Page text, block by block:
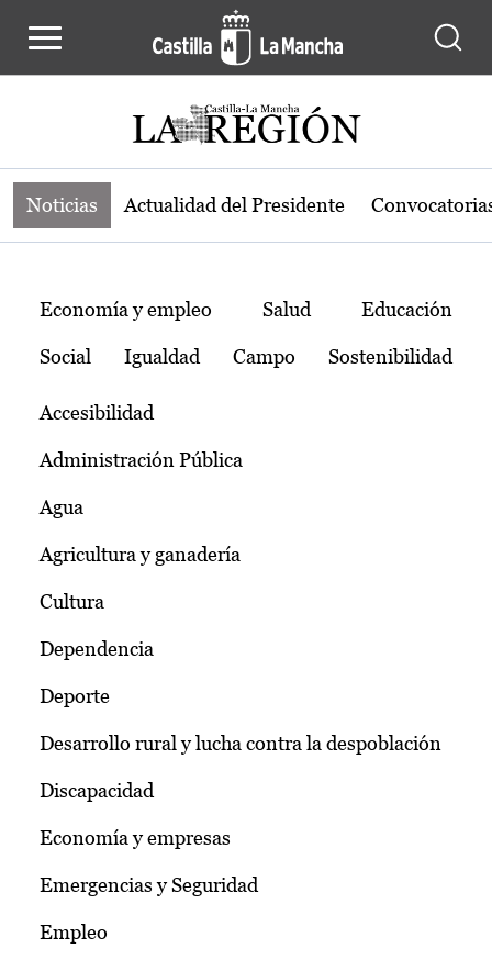
Noticias de la región de Castilla-La
Noticias Actualidad del Presidente
Temas
Economía y empleo Salud Educación
Social Igualdad Campo Sostenibilidad
Accesibilidad
Administración Pública
Agua
Agricultura y ganadería
Cultura
Dependencia
Deporte
Desarrollo rural y lucha contra la despoblación
Discapacidad
Economía y empresas
Emergencias y Seguridad
Empleo